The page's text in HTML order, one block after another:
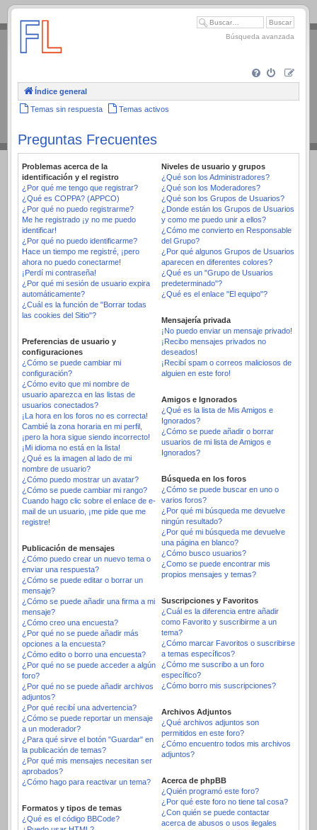
.
Búsqueda avanzada
Índice general
Temas sin respuesta Temas activos
Preguntas Frecuentes
Problemas acerca de la
identificación y el registro
¿Por qué me tengo que registrar?
¿Qué es COPPA? (APPCO)
¿Por qué no puedo registrarme?
Me he registrado ¡y no me puedo
identificar!
¿Por qué no puedo identificarme?
Hace un tiempo me registré, ¡pero
ahora no puedo conectarme!
¡Perdí mi contraseña!
¿Por qué mi sesión de usuario expira
automáticamente?
¿Cuál es la función de "Borrar todas
las cookies del Sitio"?
Preferencias de usuario y
configuraciones
¿Cómo se puede cambiar mi
configuración?
¿Cómo evito que mi nombre de
usuario aparezca en las listas de
usuarios conectados?
¡La hora en los foros no es correcta!
Cambié la zona horaria en mi perfil,
¡pero la hora sigue siendo incorrecto!
¡Mi idioma no está en la lista!
¿Qué es la imagen al lado de mi
nombre de usuario?
¿Cómo puedo mostrar un avatar?
¿Cómo se puede cambiar mi rango?
Cuando hago clic sobre el enlace de e-
mail de un usuario, ¡me pide que me
registre!
Publicación de mensajes
¿Cómo puedo crear un nuevo tema o
enviar una respuesta?
¿Cómo se puede editar o borrar un
mensaje?
¿Cómo se puede añadir una firma a mi
mensaje?
¿Cómo creo una encuesta?
¿Por qué no se puede añadir más
opciones a la encuesta?
¿Cómo edito o borro una encuesta?
¿Por qué no se puede acceder a algún
foro?
¿Por qué no se puede añadir archivos
adjuntos?
¿Por qué recibí una advertencia?
¿Cómo se puede reportar un mensaje
a un moderador?
¿Para qué sirve el botón "Guardar" en
la publicación de temas?
¿Por qué mis mensajes necesitan ser
aprobados?
¿Cómo hago para reactivar un tema?
Formatos y tipos de temas
¿Qué es el código BBCode?
Niveles de usuario y grupos
¿Qué son los Administradores?
¿Qué son los Moderadores?
¿Qué son los Grupos de Usuarios?
¿Donde están los Grupos de Usuarios
y como me puedo unir a ellos?
¿Cómo me convierto en Responsable
del Grupo?
¿Por qué algunos Grupos de Usuarios
aparecen en diferentes colores?
¿Qué es un "Grupo de Usuarios
predeterminado"?
¿Qué es el enlace "El equipo"?
Mensajería privada
¡No puedo enviar un mensaje privado!
¡Recibo mensajes privados no
deseados!
¡Recibí spam o correos maliciosos de
alguien en este foro!
Amigos e Ignorados
¿Qué es la lista de Mis Amigos e
Ignorados?
¿Cómo se puede añadir o borrar
usuarios de mi lista de Amigos e
Ignorados?
Búsqueda en los foros
¿Cómo se puede buscar en uno o
varios foros?
¿Por qué mi búsqueda me devuelve
ningún resultado?
¿Por qué mi búsqueda me devuelve
una página en blanco?
¿Cómo busco usuarios?
¿Como se puede encontrar mis
propios mensajes y temas?
Suscripciones y Favoritos
¿Cuál es la diferencia entre añadir
como Favorito y suscribirme a un
tema?
¿Cómo marcar Favoritos o suscribirse
a temas específicos?
¿Cómo me suscribo a un foro
específico?
¿Cómo borro mis suscripciones?
Archivos Adjuntos
¿Qué archivos adjuntos son
permitidos en este foro?
¿Cómo encuentro todos mis archivos
adjuntos?
Acerca de phpBB
¿Quién programó este foro?
¿Por qué este foro no tiene tal cosa?
¿Con quién se puede contactar
acerca de abusos o usos ilegales